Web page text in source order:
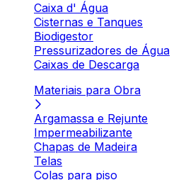
Caixa d' Água
Cisternas e Tanques
Biodigestor
Pressurizadores de Água
Caixas de Descarga
Materiais para Obra
Argamassa e Rejunte
Impermeabilizante
Chapas de Madeira
Telas
Colas para piso